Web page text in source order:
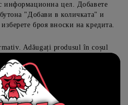
информационна цел. Добавете
"Добави в количката" и
броя вноски на кредита.
Adăugați produsul în coșul
selecta detaliile cererii de
информационна цел. Добавете
"Добави в количката" и